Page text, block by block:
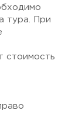
тура. При
стоимость